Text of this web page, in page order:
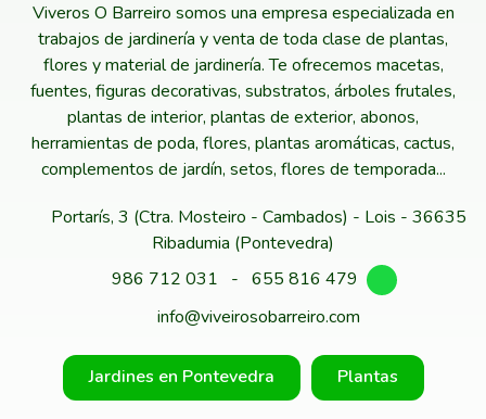
Viveros O Barreiro somos una empresa especializada en
trabajos de jardinería y venta de toda clase de plantas,
flores y material de jardinería. Te ofrecemos macetas,
fuentes, figuras decorativas, substratos, árboles frutales,
plantas de interior, plantas de exterior, abonos,
herramientas de poda, flores, plantas aromáticas, cactus,
complementos de jardín, setos, flores de temporada...
Portarís, 3 (Ctra. Mosteiro - Cambados) - Lois - 36635
Ribadumia (Pontevedra)
986 712 031
- 655 816 479
info@viveirosobarreiro.com
Jardines en Pontevedra Plantas